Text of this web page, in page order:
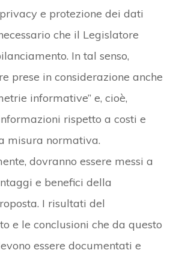
e protezione dei dati
che il Legislatore
In tal senso,
prese in considerazione anche
informative” e, cioè,
rispetto a costi e
misura normativa.
dovranno essere messi a
e benefici della
I risultati del
e le conclusioni che da questo
essere documentati e